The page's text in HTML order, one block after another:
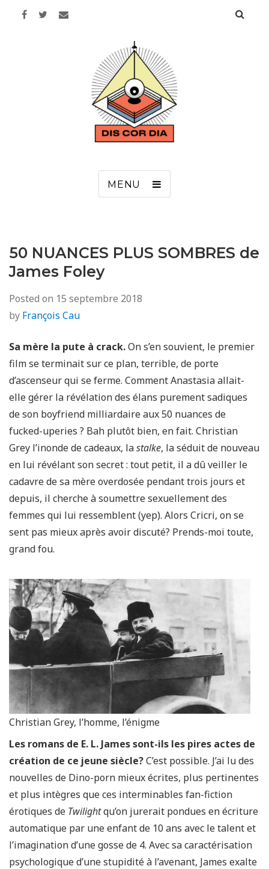
MENU
50 NUANCES PLUS SOMBRES de
James Foley
Posted on 15 septembre 2018
by François Cau
Sa mère la pute à crack.On s’en souvient, le premier
film se terminait sur ce plan, terrible, de porte
d’ascenseur qui se ferme. Comment Anastasia allait-
elle gérer la révélation des élans purement sadiques
de son boyfriend milliardaire aux 50 nuances de
fucked-uperies ? Bah plutôt bien, en fait. Christian
Grey l’inonde de cadeaux, lastalke, la séduit de nouveau
en lui révélant son secret : tout petit, il a dû veiller le
cadavre de sa mère overdosée pendant trois jours et
depuis, il cherche à soumettre sexuellement des
femmes qui lui ressemblent (yep). Alors Cricri, on se
sent pas mieux après avoir discuté? Prends-moi toute,
grand fou.
Christian Grey, l’homme, l’énigme
Les romans de E. L. James sont-ils les pires actes de
création de ce jeune siècle?C’est possible. J’ai lu des
nouvelles de Dino-porn mieux écrites, plus pertinentes
et plus intègres que ces interminables fan-fiction
érotiques de Twilightqu’on jurerait pondues en écriture
automatique par une enfant de 10 ans avec le talent et
l’imagination d’une gosse de 4. Avec sa caractérisation
psychologique d’une stupidité à l’avenant, James exalte